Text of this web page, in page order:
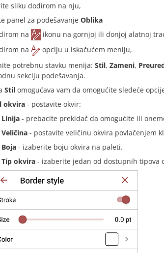
sliku dodirom na nju,
panel za podešavanje Oblika
na
ikonu na gornjoj ili donjoj alatnoj
na
opciju u iskačućem meniju,
potrebnu stavku menija: Stil, Zameni,
sekciju podešavanja.
Stil omogućava vam da omogućite sledeće
okvira - postavite okvir:
Linija - prebacite prekidač da omogućite ili
Veličina - postavite veličinu okvira povlačenjem
Boja - izaberite boju okvira na paleti.
Tip okvira - izaberite jedan od dostupnih tipova